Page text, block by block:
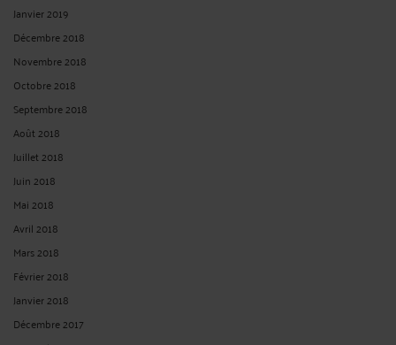
Janvier 2019
Décembre 2018
Novembre 2018
Octobre 2018
Septembre 2018
Août 2018
Juillet 2018
Juin 2018
Mai 2018
Avril 2018
Mars 2018
Février 2018
Janvier 2018
Décembre 2017